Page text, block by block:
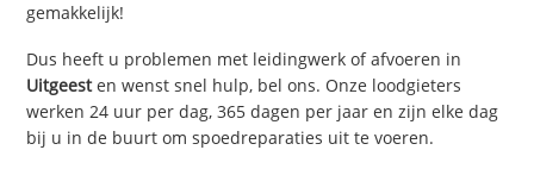
gemakkelijk!
Dus heeft u problemen met leidingwerk of afvoeren in
Uitgeesten wenst snel hulp, bel ons. Onze loodgieters
werken 24 uur per dag, 365 dagen per jaar en zijn elke dag
bij u in de buurt om spoedreparaties uit te voeren.